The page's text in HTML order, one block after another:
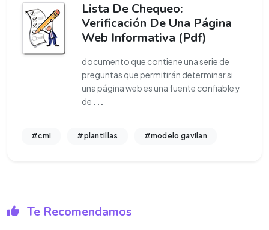
Lista De Chequeo:
Verificación De Una Página
Web Informativa (Pdf)
documento que contiene una serie de
preguntas que permitirán determinar si
una página web es una fuente confiable y
de ...
#cmi #plantillas #modelo gavilan
Te Recomendamos